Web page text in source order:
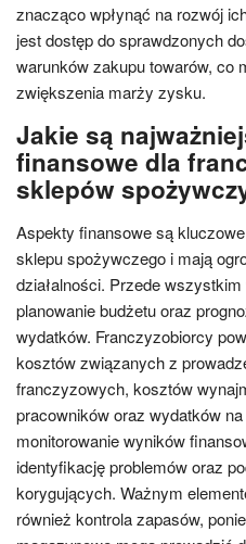
znacząco wpłynąć na rozwój
jest dostęp do sprawdzonych
warunków zakupu towarów, co
zwiększenia marży zysku.
Jakie są
finansowe dla
sklepów
Aspekty finansowe są
sklepu spożywczego i mają
działalności. Przede
planowanie budżetu oraz
wydatków. Franczyzobiorcy
kosztów związanych z
franczyzowych, kosztów
pracowników oraz wydatków
monitorowanie wyników
identyfikację problemów oraz
korygujących. Ważnym
również kontrola zapasów,